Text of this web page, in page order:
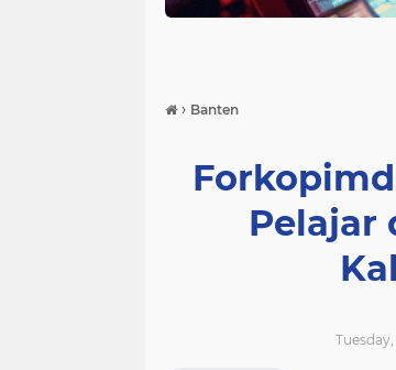
› Banten
Pelajar